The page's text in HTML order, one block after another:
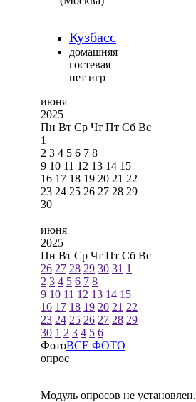
Кузбасс
домашняя
гостевая
нет игр
июня
2025
Пн Вт Ср Чт Пт Сб Вс
1
2 3 4 5 6 7 8
9 10 11 12 13 14 15
16 17 18 19 20 21 22
23 24 25 26 27 28 29
30
июня
2025
Пн Вт Ср Чт Пт Сб Вс
26 27 28 29 30 31 1
2 3 4 5 6 7 8
9 10 11 12 13 14 15
16 17 18 19 20 21 22
23 24 25 26 27 28 29
30 1 2 3 4 5 6
ФотоВСЕ ФОТО
опрос
Модуль опросов не установлен.